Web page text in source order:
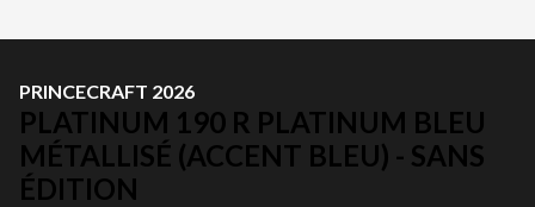
PRINCECRAFT 2026
PLATINUM 190 R PLATINUM BLEU
MÉTALLISÉ (ACCENT BLEU) - SANS
ÉDITION